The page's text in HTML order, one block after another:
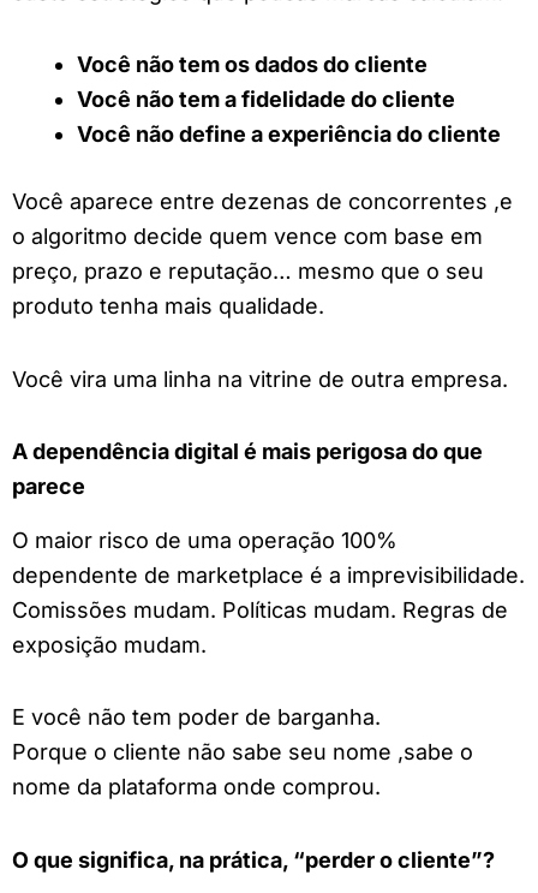
Você não tem os dados do cliente
Você não tem a fidelidade do cliente
Você não define a experiência do cliente
Você aparece entre dezenas de concorrentes ,e
o algoritmo decide quem vence com base em
preço, prazo e reputação… mesmo que o seu
produto tenha mais qualidade.
Você vira uma linha na vitrine de outra empresa.
A dependência digital é mais perigosa do que
parece
O maior risco de uma operação 100%
dependente de marketplace é a imprevisibilidade.
Comissões mudam. Políticas mudam. Regras de
exposição mudam.
E você não tem poder de barganha.
Porque o cliente não sabe seu nome ,sabe o
nome da plataforma onde comprou.
O que significa, na prática, “perder o cliente”?